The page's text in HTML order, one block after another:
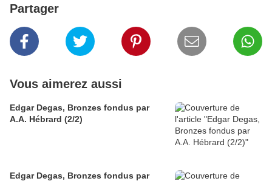
Partager
Vous aimerez aussi
Edgar Degas, Bronzes fondus par
A.A. Hébrard (2/2)
Edgar Degas, Bronzes fondus par